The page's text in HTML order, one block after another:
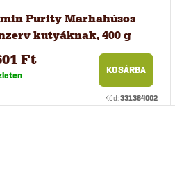
Purity Marhahúsos
kutyáknak, 400 g
Ft
KOSÁRBA
Kód:331384002